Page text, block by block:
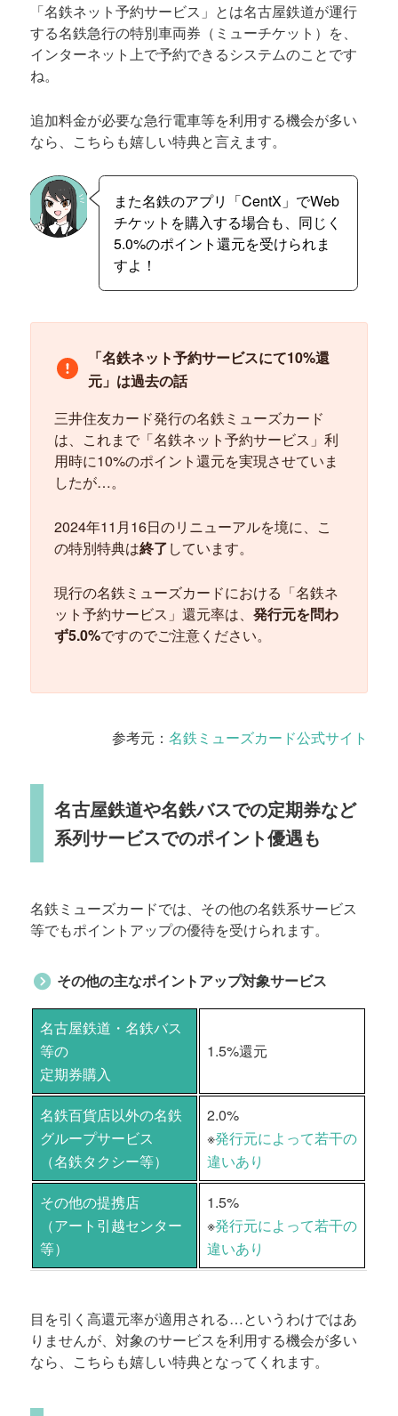
「名鉄ネット予約サービス」とは名古屋鉄道が運行
する名鉄急行の特別車両券（ミューチケット）を、
インターネット上で予約できるシステムのことです
ね。
追加料金が必要な急行電車等を利用する機会が多い
なら、こちらも嬉しい特典と言えます。
また名鉄のアプリ「CentX」でWeb
チケットを購入する場合も、同じく
5.0%のポイント還元を受けられま
すよ！
「名鉄ネット予約サービスにて10%還
元」は過去の話
三井住友カード発行の名鉄ミューズカード
は、これまで「名鉄ネット予約サービス」利
用時に10%のポイント還元を実現させていま
したが…。
2024年11月16日のリニューアルを境に、こ
の特別特典は終了しています。
現行の名鉄ミューズカードにおける「名鉄ネ
ット予約サービス」還元率は、 発行元を問わ
ず5.0%ですのでご注意ください。
参考元： 名鉄ミューズカード公式サイト
名古屋鉄道や名鉄バスでの定期券など
系列サービスでのポイント優遇も
名鉄ミューズカードでは、その他の名鉄系サービス
等でもポイントアップの優待を受けられます。
その他の主なポイントアップ対象サービス
名古屋鉄道・名鉄バス
等の
定期券購入
1.5%還元
名鉄百貨店以外の名鉄
グループサービス
（名鉄タクシー等）
2.0%
※発行元によって若干の
違いあり
その他の提携店
（アート引越センター
等）
1.5%
※発行元によって若干の
違いあり
目を引く高還元率が適用される…というわけではあ
りませんが、対象のサービスを利用する機会が多い
なら、こちらも嬉しい特典となってくれます。